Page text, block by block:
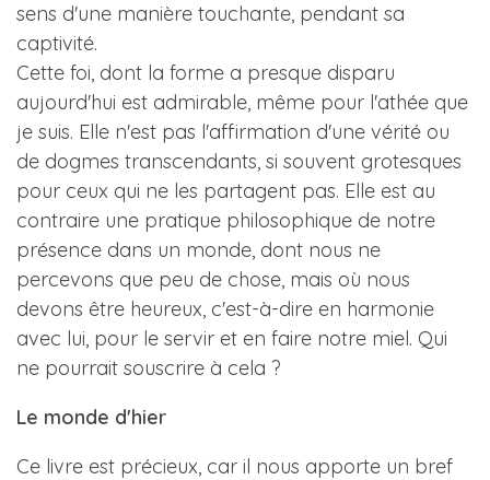
sens d'une manière touchante, pendant sa
captivité.
Cette foi, dont la forme a presque disparu
aujourd'hui est admirable, même pour l'athée que
je suis. Elle n'est pas l'affirmation d'une vérité ou
de dogmes transcendants, si souvent grotesques
pour ceux qui ne les partagent pas. Elle est au
contraire une pratique philosophique de notre
présence dans un monde, dont nous ne
percevons que peu de chose, mais où nous
devons être heureux, c'est-à-dire en harmonie
avec lui, pour le servir et en faire notre miel. Qui
ne pourrait souscrire à cela ?
Le monde d'hier
Ce livre est précieux, car il nous apporte un bref